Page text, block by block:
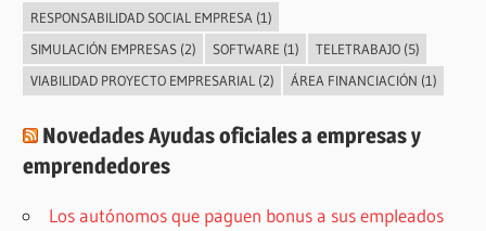
RESPONSABILIDAD SOCIAL EMPRESA (1)
SIMULACIÓN EMPRESAS(2) SOFTWARE (1) TELETRABAJO(5)
VIABILIDAD PROYECTO EMPRESARIAL (2) ÁREA FINANCIACIÓN (1)
Novedades Ayudas oficiales a empresas y
emprendedores
Los autónomos que paguen bonus a sus empleados